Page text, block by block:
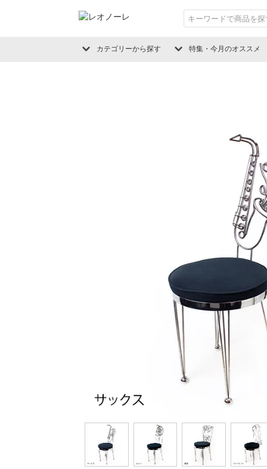
カテゴリーから探す 特集・今月のオススメ